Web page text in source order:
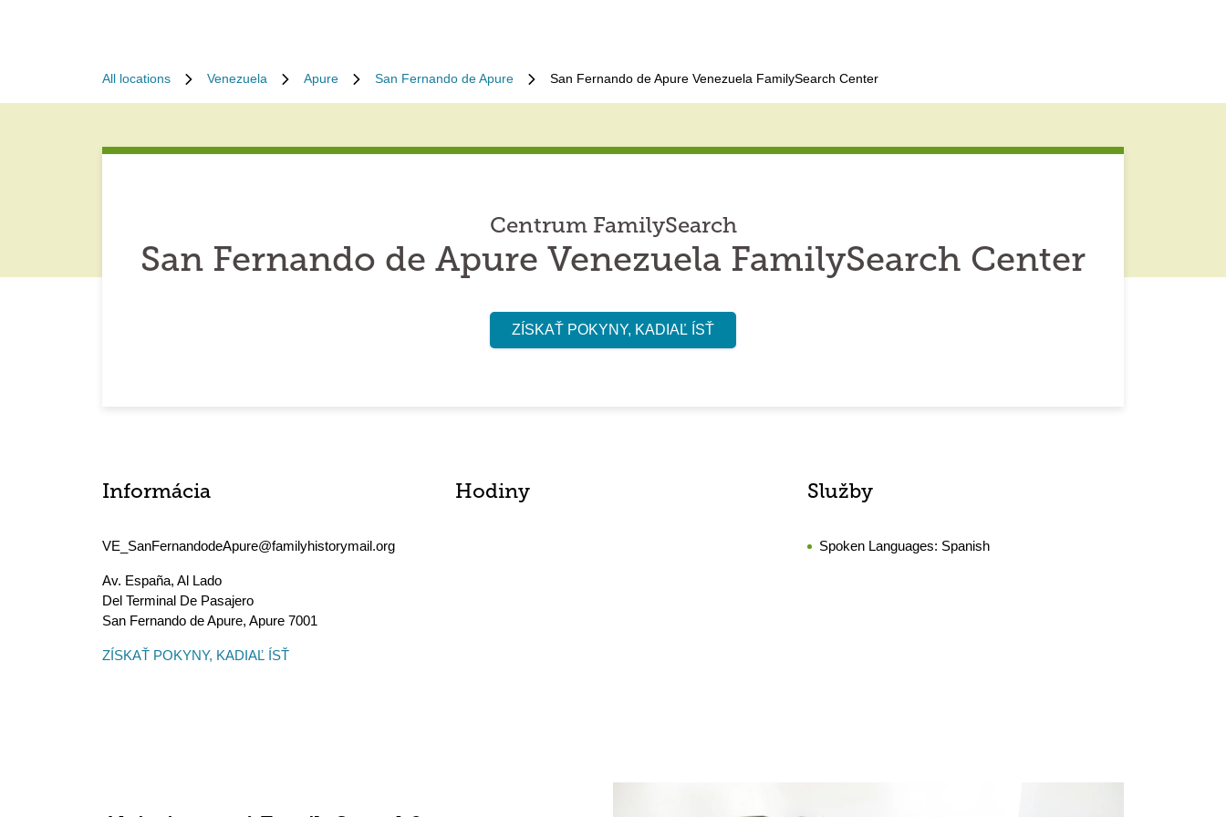
All locations Venezuela Apure San Fernando de Apure San Fernando de Apure Venezuela FamilySearch Center
Centrum FamilySearch
San Fernando de Apure Venezuela FamilySearch Center
ZÍSKAŤ POKYNY, KADIAĽ ÍSŤ
Informácia
VE_SanFernandodeApure@familyhistorymail.org
Av. España, Al Lado
Del Terminal De Pasajero
San Fernando de Apure, Apure 7001
ZÍSKAŤ POKYNY, KADIAĽ ÍSŤ
Hodiny Služby
Spoken Languages: Spanish